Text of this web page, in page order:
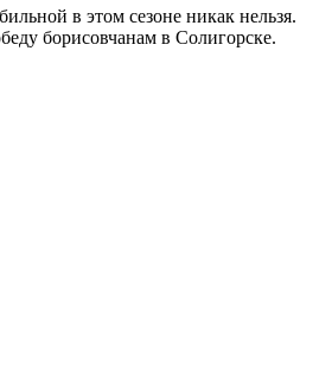
в этом сезоне никак нельзя.
борисовчанам в Солигорске.